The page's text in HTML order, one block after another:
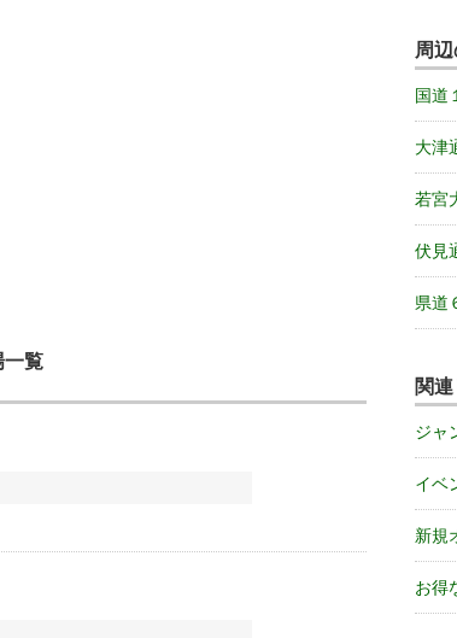
一覧
周
国道
大津
若宮
伏見
県道
関
ジャ
イベ
新規
お得